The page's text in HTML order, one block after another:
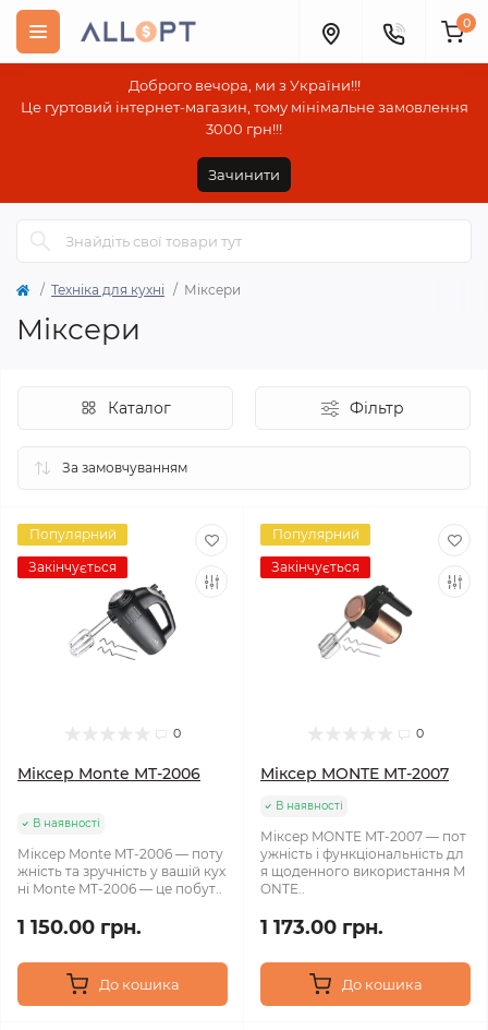
Доброго вечора, ми з України!!!
Це гуртовий інтернет-магазин, тому мінімальне замовлення
3000 грн!!!
Зачинити
0
Техніка для кухні Міксери
Міксери
Каталог Фільтр
Популярний
Закінчується
0
Міксер Monte MT-2006
В наявності
Міксер Monte MT-2006 — поту
жність та зручність у вашій кух
ні Monte MT-2006 — це побут..
1 150.00 грн.
До кошика
Популярний
Закінчується
0
Міксер MONTE MT-2007
В наявності
Міксер MONTE MT-2007 — пот
ужність і функціональність дл
я щоденного використання M
ONTE..
1 173.00 грн.
До кошика